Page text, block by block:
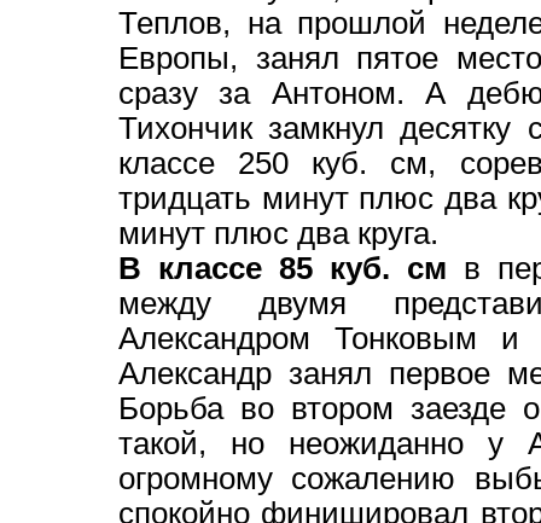
Теплов, на прошлой
Европы, занял пятое
сразу за Антоном. А
Тихончик замкнул
классе 250 куб. см,
тридцать минут плюс два
минут плюс два круга.
В классе 85 куб. см в
между двумя
Александром Тонковым
Александр занял первое
Борьба во втором заезде
такой, но неожиданно у
огромному сожалению
спокойно финишировал